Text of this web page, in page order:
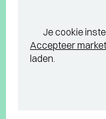
Je cookie
Accepteer
laden.